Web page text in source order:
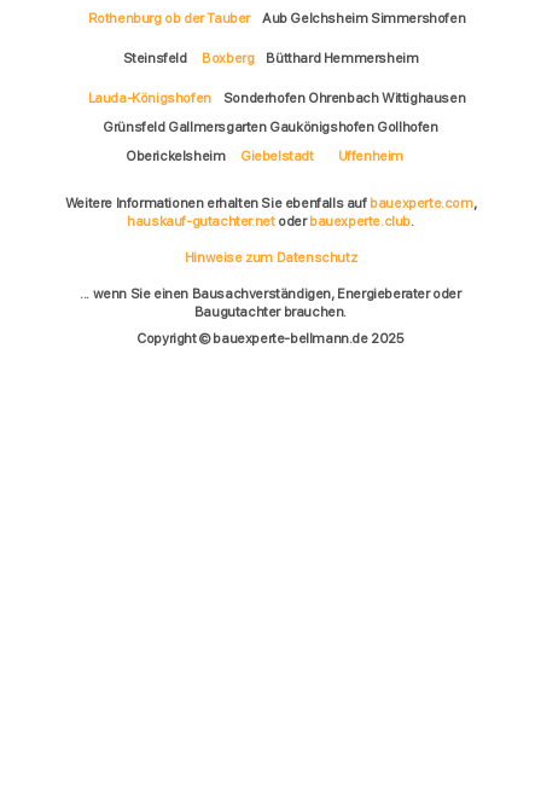
Rothenburg ob der Tauber
Aub Gelchsheim Simmershofen
Steinsfeld Boxberg Bütthard Hemmersheim
Lauda-Königshofen
Sonderhofen Ohrenbach Wittighausen
Grünsfeld Gallmersgarten Gaukönigshofen Gollhofen
Oberickelsheim
Giebelstadt Uffenheim
Weitere Informationen erhalten Sie ebenfalls auf bauexperte.com,
hauskauf-gutachter.netoderbauexperte.club.
Hinweise zum Datenschutz
... wenn Sie einen Bausachverständigen, Energieberater oder
Baugutachter brauchen.
Copyright © bauexperte-bellmann.de 2025